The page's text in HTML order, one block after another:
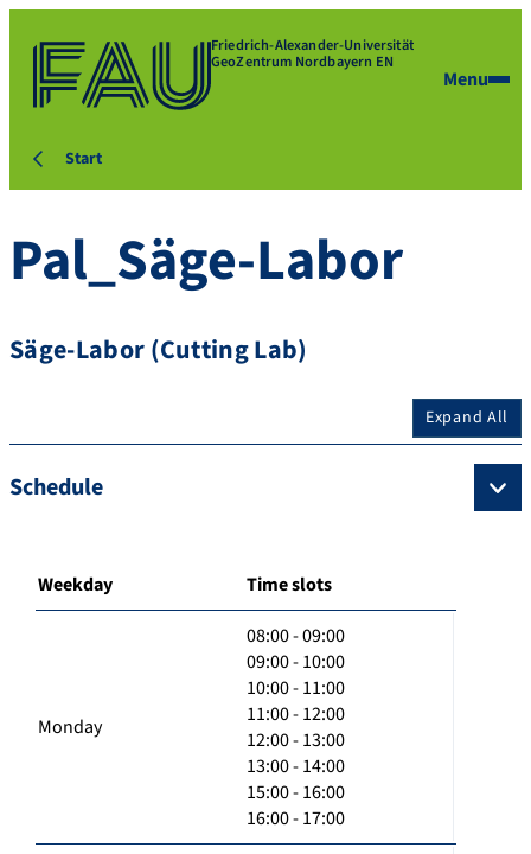
Friedrich-Alexander-Universität
GeoZentrum Nordbayern EN
Menu
Start
Pal_Säge-Labor
Säge-Labor (Cutting Lab)
Expand All
Schedule
Weekday Time slots
Monday
08:00 - 09:00
09:00 - 10:00
10:00 - 11:00
11:00 - 12:00
12:00 - 13:00
13:00 - 14:00
15:00 - 16:00
16:00 - 17:00